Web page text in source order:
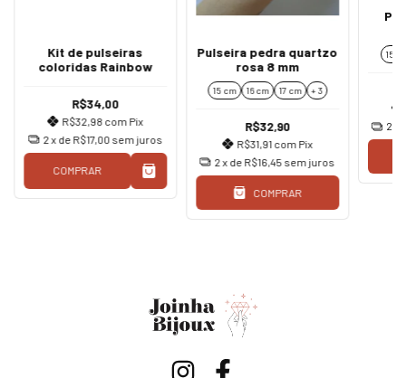
Kit de pulseiras
coloridas Rainbow
R$34,00
R$32,98 com Pix
2x de R$17,00 sem juros
COMPRAR
Pulseira pedra quartzo
rosa 8 mm
15 cm 16 cm 17 cm + 3
R$32,90
R$31,91 com Pix
2 x de R$16,45 sem juros
COMPRAR
15
2